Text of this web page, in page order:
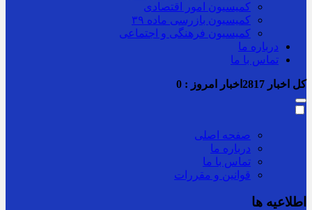
کمیسیون امور اقتصادی
کمیسیون بازرسی ماده ۳۹
کمیسیون فرهنگی و اجتماعی
درباره ما
تماس با ما
کل اخبار اخبار امروز : 0
صفحه اصلی
درباره ما
تماس با ما
قوانین و مقررات
اطلاعیه ها